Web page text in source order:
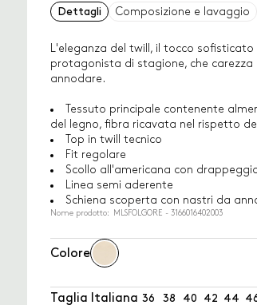
Dettagli
Composizione e lavaggio
L'eleganza del twill, il tocco
protagonista di stagione, che
annodare.
Tessuto principale contenente
del legno, fibra ricavata nel rispetto
Top in twill tecnico
Fit regolare
Scollo all'americana con
Linea semi aderente
Schiena scoperta con nastri da
Nome prodotto: MLSFOLGORE - 3166016402003
Colore
Taglia Italiana 36 38 40 42 44